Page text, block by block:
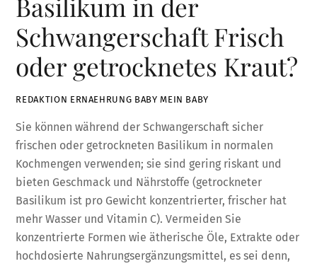
Basilikum in der
Schwangerschaft Frisch
oder getrocknetes Kraut?
REDAKTION ERNAEHRUNG BABY MEIN BABY
Sie können während der Schwangerschaft sicher
frischen oder getrockneten Basilikum in normalen
Kochmengen verwenden; sie sind gering riskant und
bieten Geschmack und Nährstoffe (getrockneter
Basilikum ist pro Gewicht konzentrierter, frischer hat
mehr Wasser und Vitamin C). Vermeiden Sie
konzentrierte Formen wie ätherische Öle, Extrakte oder
hochdosierte Nahrungsergänzungsmittel, es sei denn,